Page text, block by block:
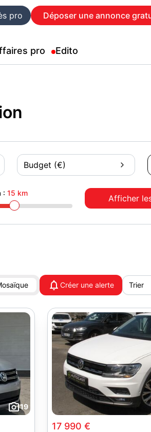
pro Déposer une annonce
pro Edito
Budget (€)
: 15 km
Afficher
Créer une alerte
19
17 990 €